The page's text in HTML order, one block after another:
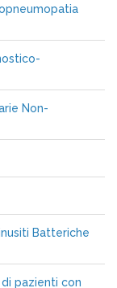
Non-
Batteriche
pazienti con